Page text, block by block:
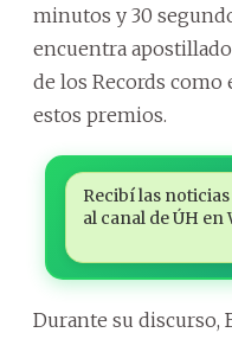
minutos y 30
encuentra
de los Records como
estos premios.
Recibí las
al canal de ÚH en
Durante su discurso,